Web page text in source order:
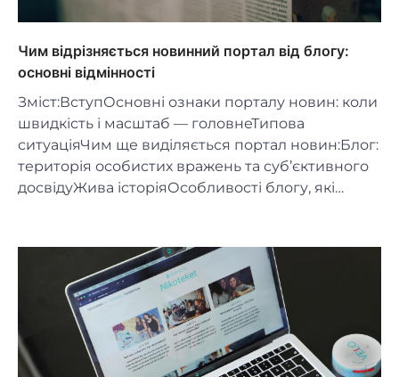
Чим відрізняється новинний портал від блогу:
основні відмінності
Зміст:ВступОсновні ознаки порталу новин: коли
швидкість і масштаб — головнеТипова
ситуаціяЧим ще виділяється портал новин:Блог:
територія особистих вражень та суб’єктивного
досвідуЖива історіяОсобливості блогу, які…